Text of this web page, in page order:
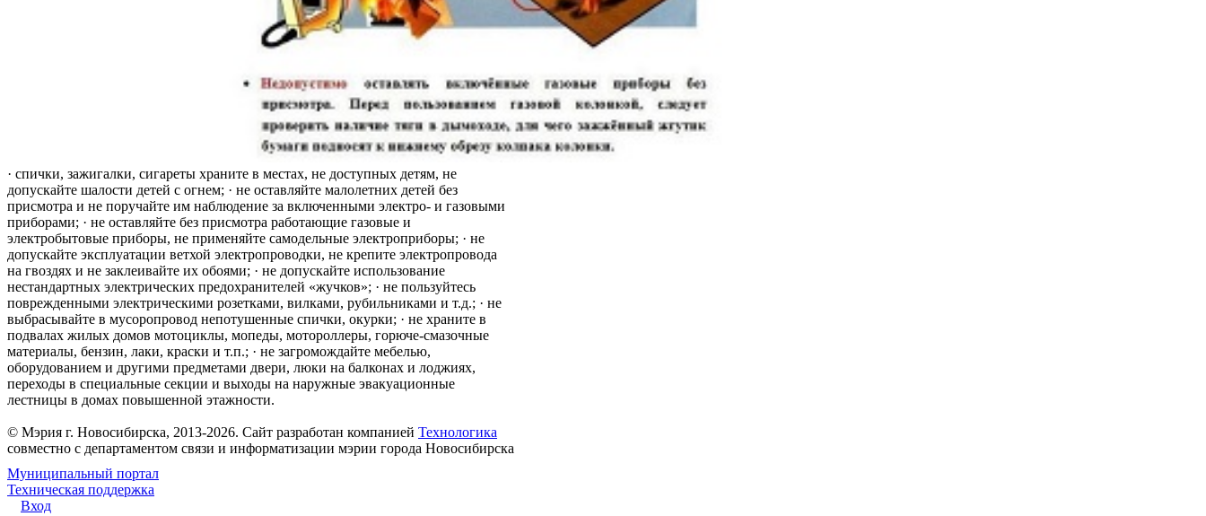
· спички, зажигалки, сигареты храните в местах, не доступных детям, не
допускайте шалости детей с огнем; · не оставляйте малолетних детей без
присмотра и не поручайте им наблюдение за включенными электро- и газовыми
приборами; · не оставляйте без присмотра работающие газовые и
электробытовые приборы, не применяйте самодельные электроприборы; · не
допускайте эксплуатации ветхой электропроводки, не крепите электропровода
на гвоздях и не заклеивайте их обоями; · не допускайте использование
нестандартных электрических предохранителей «жучков»; · не пользуйтесь
поврежденными электрическими розетками, вилками, рубильниками и т.д.; · не
выбрасывайте в мусоропровод непотушенные спички, окурки; · не храните в
подвалах жилых домов мотоциклы, мопеды, мотороллеры, горюче-смазочные
материалы, бензин, лаки, краски и т.п.; · не загромождайте мебелью,
оборудованием и другими предметами двери, люки на балконах и лоджиях,
переходы в специальные секции и выходы на наружные эвакуационные
лестницы в домах повышенной этажности.
© Мэрия г. Новосибирска, 2013-2026. Сайт разработан компанией Технологика
совместно с департаментом связи и информатизации мэрии города Новосибирска
Муниципальный портал
Техническая поддержка
Вход